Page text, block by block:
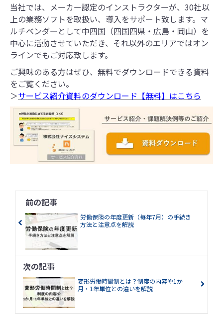
トール／初期設定／操作説明／他社
ソフトへの入替（セットアップ・デ
ータ移行） 【形態】 オンプレ
当社では、メーカー認定のインストラクターが、30社以
上の業務ソフトを取扱い、導入をサポート致します。マ
ルチベンダーとして中四国（四国四県・広島・岡山）を
中心に活動させていただき、それ以外のエリアではオン
ラインでもご対応致します。
ご興味のある方はぜひ、無料でダウンロードできる資料
をご覧ください。
＞サービス紹介資料のダウンロード【無料】はこちら
前の記事
労働保険の年度更新（毎年7月）の手続き
方法と注意点を解説
次の記事
変形労働時間制とは？制度の内容や1か
月・1年単位との違いを解説